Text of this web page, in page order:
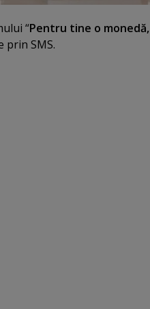
“Pentru tine o monedă,
prin SMS.